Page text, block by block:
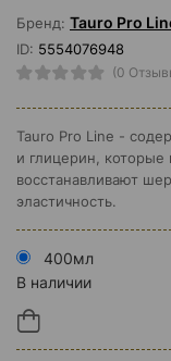
Бренд: Tauro Pro
ID: 5554076948
(0
Tauro Pro Line -
и глицерин, которые
восстанавливают
эластичность.
400мл
В наличии